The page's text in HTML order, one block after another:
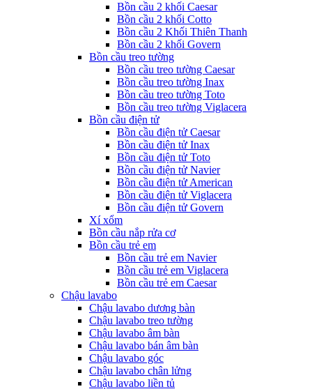
Bồn cầu 2 khối Caesar
Bồn cầu 2 khối Cotto
Bồn cầu 2 Khối Thiên Thanh
Bồn cầu 2 khối Govern
Bồn cầu treo tường
Bồn cầu treo tường Caesar
Bồn cầu treo tường Inax
Bồn cầu treo tường Toto
Bồn cầu treo tường Viglacera
Bồn cầu điện tử
Bồn cầu điện tử Caesar
Bồn cầu điện tử Inax
Bồn cầu điện tử Toto
Bồn cầu điện tử Navier
Bồn cầu điện tử American
Bồn cầu điện tử Viglacera
Bồn cầu điện tử Govern
Xí xổm
Bồn cầu nắp rửa cơ
Bồn cầu trẻ em
Bồn cầu trẻ em Navier
Bồn cầu trẻ em Viglacera
Bồn cầu trẻ em Caesar
Chậu lavabo
Chậu lavabo dương bàn
Chậu lavabo treo tường
Chậu lavabo âm bàn
Chậu lavabo bán âm bàn
Chậu lavabo góc
Chậu lavabo chân lửng
Chậu lavabo liền tủ